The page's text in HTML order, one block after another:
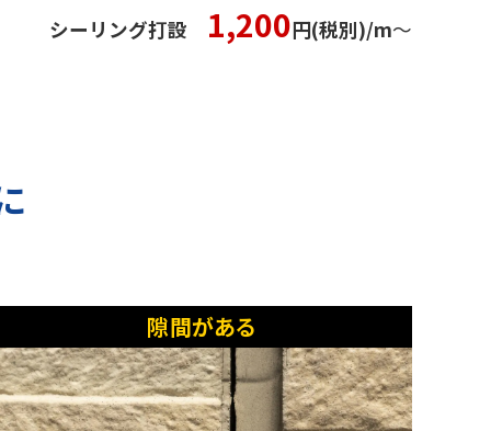
シーリング打設 1,200円(税別)/m〜
隙間がある